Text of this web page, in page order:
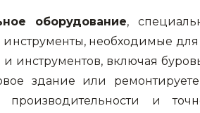
оборудование,
необходимые
включая
здание или
и